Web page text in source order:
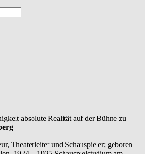
absolute Realität auf der Bühne zu
Theaterleiter und Schauspieler; geboren